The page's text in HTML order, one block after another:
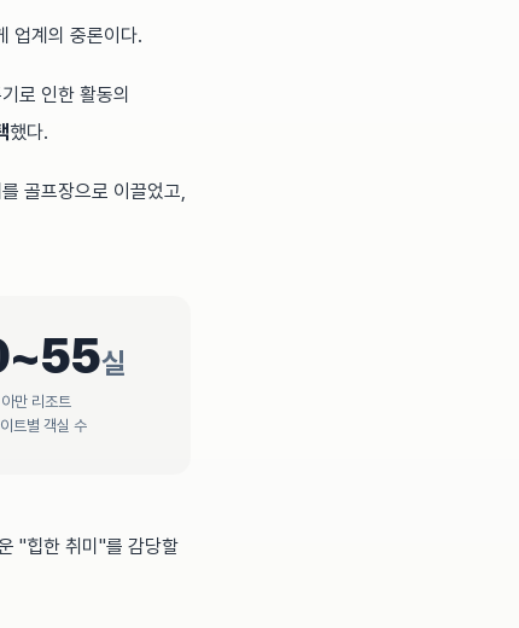
업계의 중론이다.
로 인한 활동의
했다.
골프장으로 이끌었고,
실
아만 리조트
트별 객실 수
"힙한 취미"를 감당할